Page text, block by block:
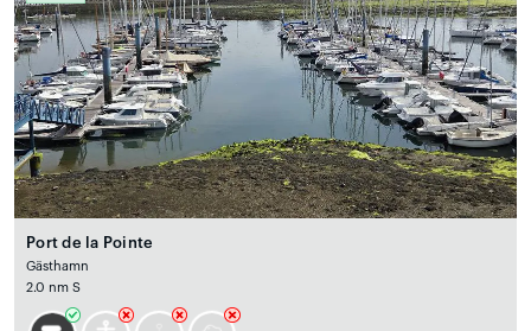
Port de la Pointe
Gästhamn
2.0 nm S